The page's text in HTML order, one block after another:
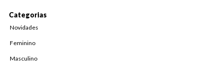
Categorias
Novidades
Feminino
Masculino